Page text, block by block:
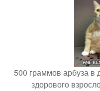
500 граммов арбуза в
здорового